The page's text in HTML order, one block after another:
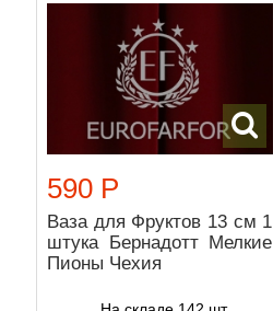
590 Р
Ваза для Фруктов 13 см 1
штука Бернадотт Мелкие
Пионы Чехия